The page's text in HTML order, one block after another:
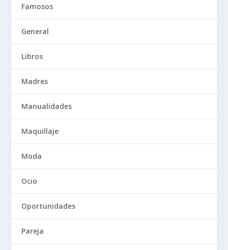
Famosos
General
Libros
Madres
Manualidades
Maquillaje
Moda
Ocio
Oportunidades
Pareja